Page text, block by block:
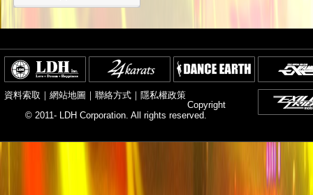
資料索取 ｜ 網站地圖 ｜ 聯絡方式 ｜ 隱私權政策
Copyright
© 2011- LDH Corporation. All rights reserved.